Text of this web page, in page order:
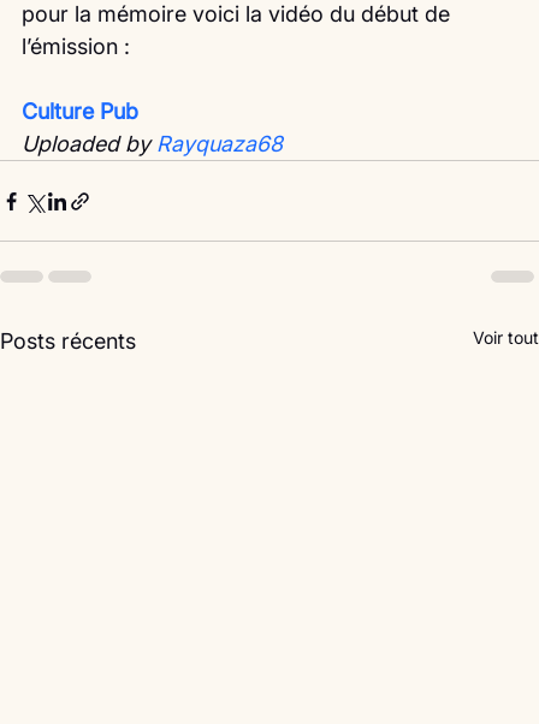
pour la mémoire voici la vidéo du début de
l’émission :
Culture Pub
Uploaded by Rayquaza68
Posts récents Voir tout